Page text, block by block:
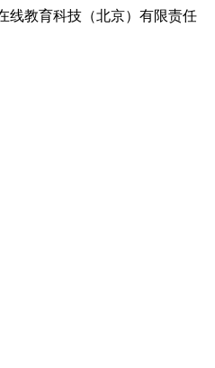
线教育科技（北京）有限责任